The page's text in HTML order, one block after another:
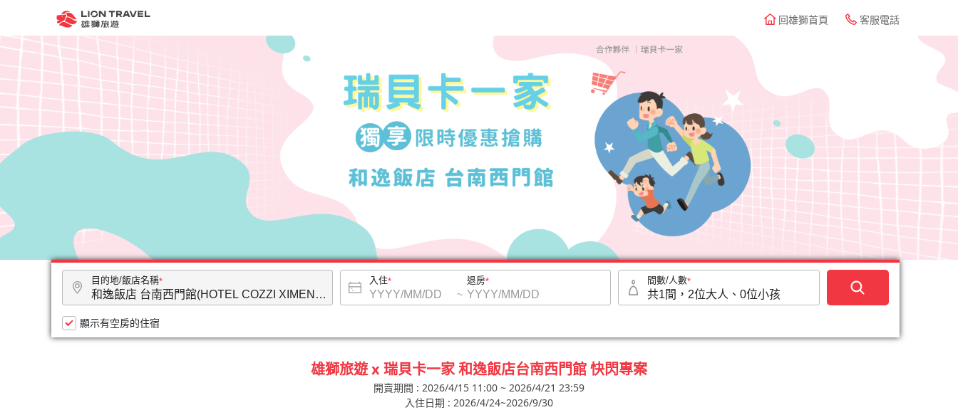
回雄獅首頁 客服電話
雄獅旅遊 x 瑞貝卡一家 和逸飯店台南西門館 快閃專案
開賣期間 : 2026/4/15 11:00 ~ 2026/4/21 23:59
入住日期 : 2026/4/24~2026/9/30